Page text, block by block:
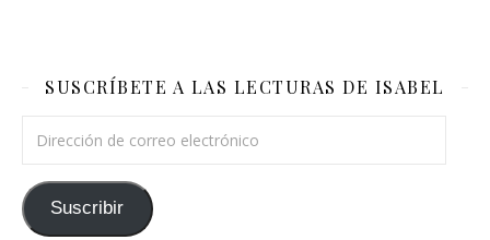
SUSCRÍBETE A LAS LECTURAS DE ISABEL
Suscribir